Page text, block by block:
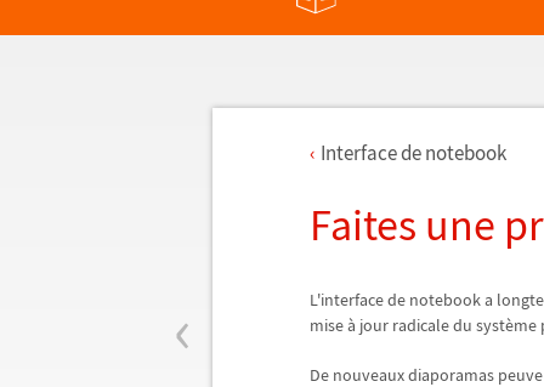
‹
Interface de notebook
Faites une pr
L'interface de notebook a
miseà jour radicale du système
De nouveaux diaporamas